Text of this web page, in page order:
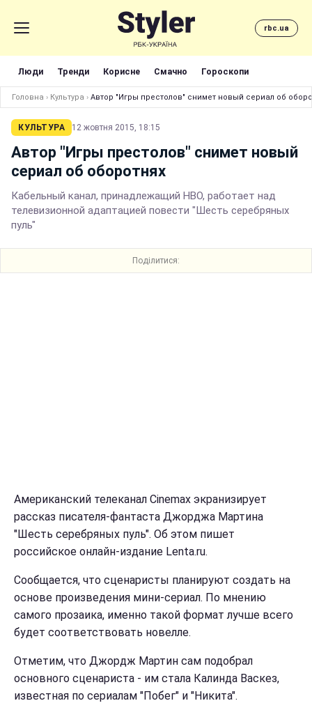
rbc.ua
Люди Тренди Корисне Смачно Гороскопи
Головна › Культура › Автор "Игры престолов" снимет новый сериал об
КУЛЬТУРА 12 жовтня 2015, 18:15
Автор "Игры престолов" снимет новый
сериал об оборотнях
Кабельный канал, принадлежащий HBO, работает над
телевизионной адаптацией повести "Шесть серебряных
пуль"
Поділитися:
Американский телеканал Cinemax экранизирует
рассказ писателя-фантаста Джорджа Мартина
"Шесть серебряных пуль". Об этом пишет
российское онлайн-издание Lenta.ru.
Сообщается, что сценаристы планируют создать на
основе произведения мини-сериал. По мнению
самого прозаика, именно такой формат лучше всего
будет соответствовать новелле.
Отметим, что Джордж Мартин сам подобрал
основного сценариста - им стала Калинда Васкез,
известная по сериалам "Побег" и "Никита".